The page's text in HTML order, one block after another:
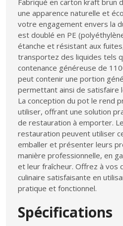
une apparence naturelle et
votre engagement envers la
est doublé en PE
étanche et résistant aux
transportez des liquides tels
contenance généreuse de
peut contenir une portion
permettant ainsi de satisfaire
La conception du pot le rend
utiliser, offrant une solution
de restauration à emporter.
restauration peuvent utiliser
emballer et présenter leurs
manière professionnelle, en
et leur fraîcheur. Offrez à vos
culinaire satisfaisante en
pratique et fonctionnel.
Spécifications